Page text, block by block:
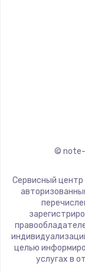
© note-
Сервисный центр
целью
услугах в